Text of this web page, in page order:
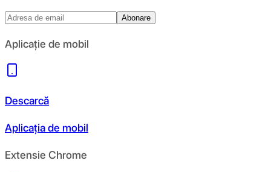
Abonare
Aplicație de mobil
Descarcă
Aplicația de mobil
Extensie Chrome